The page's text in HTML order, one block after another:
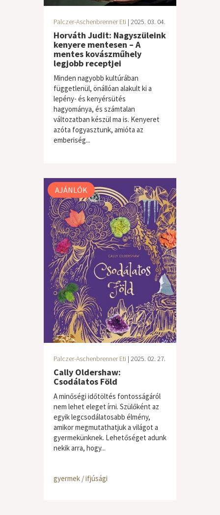
Palczer-Aschenbrenner Eti | 2025. 03. 04.
Horváth Judit: Nagyszüleink
kenyere mentesen – A
mentes kovászműhely
legjobb receptjei
Minden nagyobb kultúrában
függetlenül, önállóan alakult ki a
lepény- és kenyérsütés
hagyománya, és számtalan
változatban készül ma is. Kenyeret
azóta fogyasztunk, amióta az
emberiség...
egyéb
AJÁNLÓK
Palczer-Aschenbrenner Eti | 2025. 02. 27.
Cally Oldershaw:
Csodálatos Föld
A minőségi időtöltés fontosságáról
nem lehet eleget írni. Szülőként az
egyik legcsodálatosabb élmény,
amikor megmutathatjuk a világot a
gyermekünknek. Lehetőséget adunk
nekik arra, hogy...
gyermek / ifjúsági